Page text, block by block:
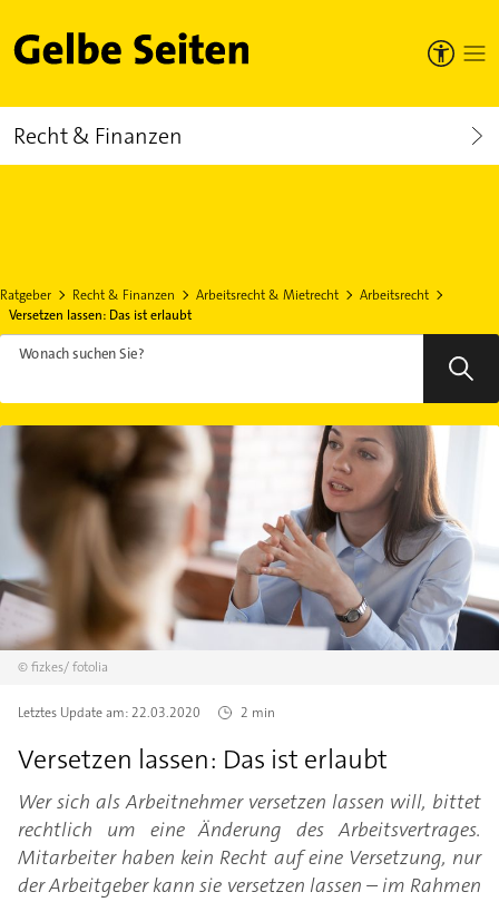
Gelbe Seiten
Recht & Finanzen
Ratgeber Recht & Finanzen Arbeitsrecht & Mietrecht
Arbeitsrecht
Versetzen lassen: Das ist erlaubt
Wonach suchen Sie?
©fizkes/fotolia
Letztes Update am:22.03.2020 2 min
Versetzen lassen: Das ist erlaubt
Wer sich als Arbeitnehmer versetzen lassen will, bittet
rechtlich um eine Änderung des Arbeitsvertrages.
Mitarbeiter haben kein Recht auf eine Versetzung, nur
der Arbeitgeber kann sie versetzen lassen – im Rahmen